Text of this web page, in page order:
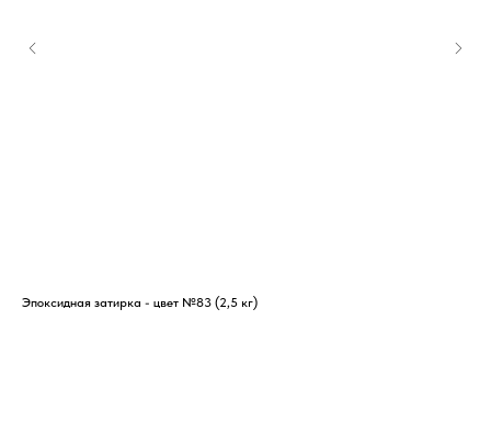
Эпоксидная затирка - цвет №83 (2,5 кг)